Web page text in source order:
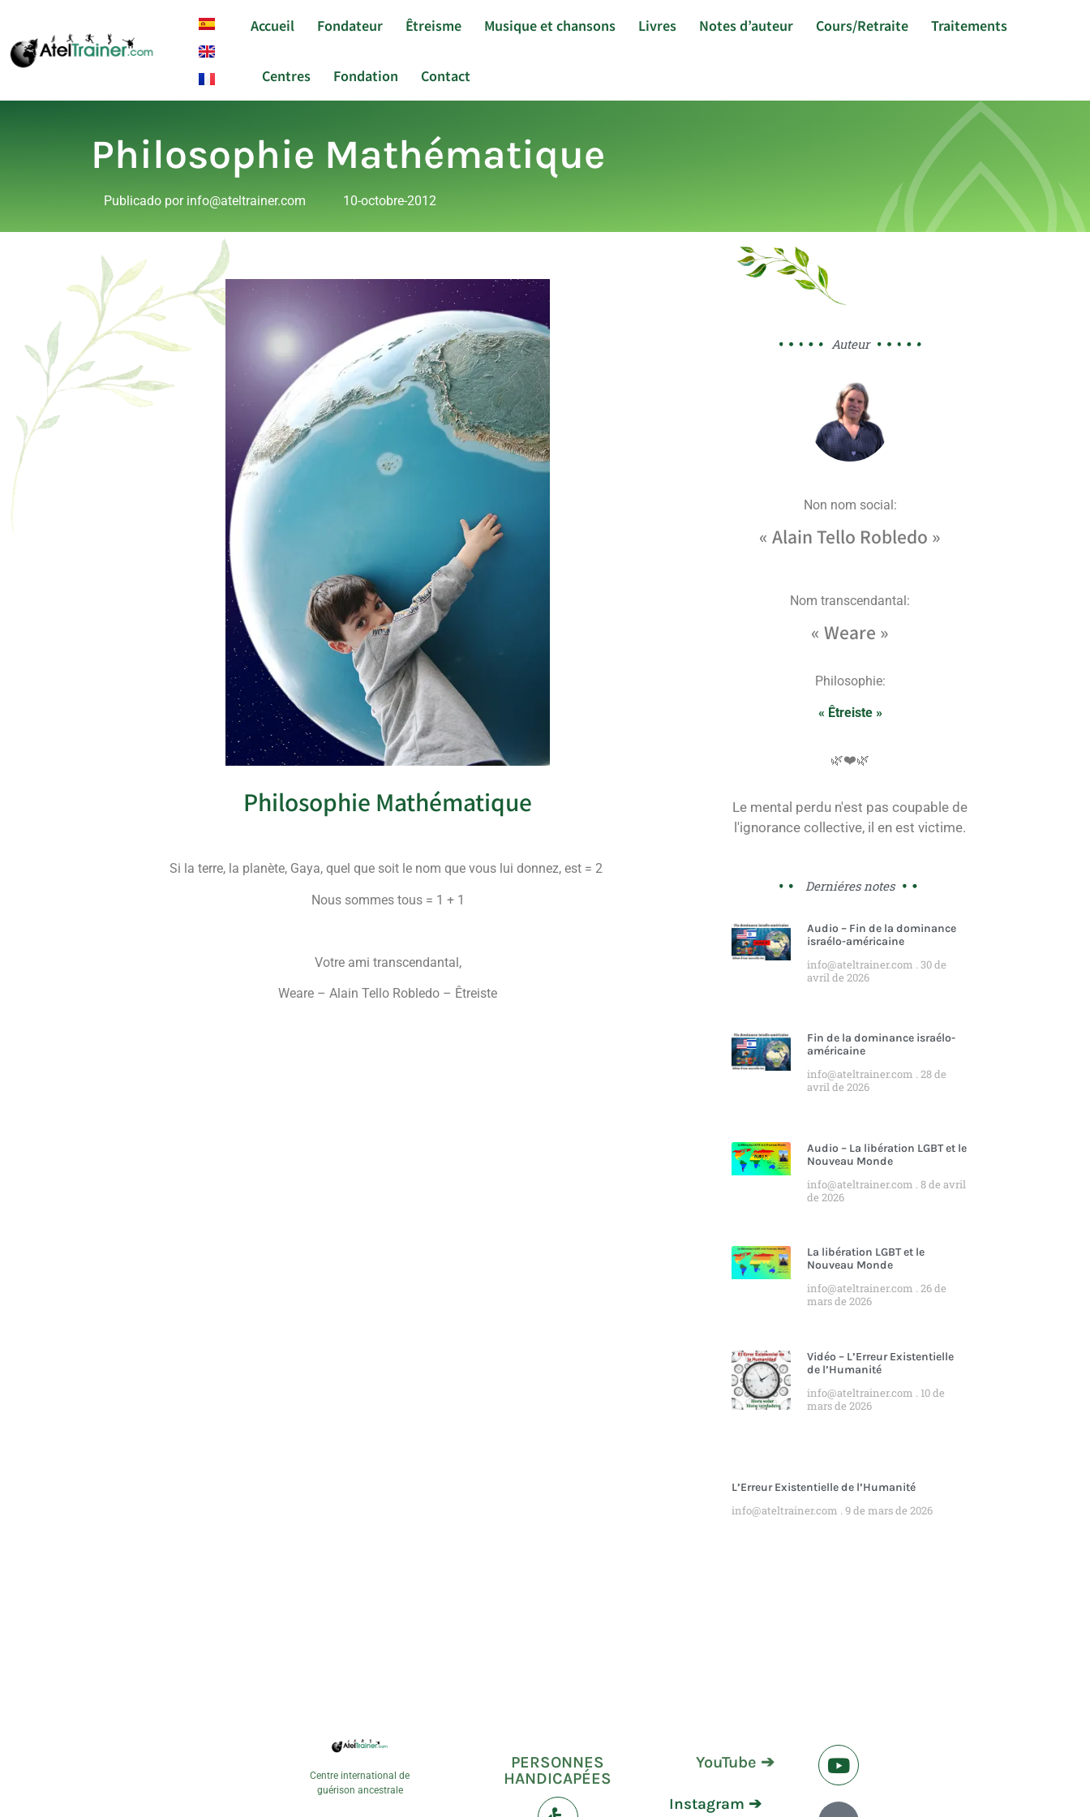
Accueil Fondateur Êtreisme Musique et chansons Livres Notes d’auteur Cours/Retraite Traitements
Centres Fondation Contact
Philosophie Mathématique
Publicado porinfo@ateltrainer.com 10-octobre-2012
Philosophie Mathématique
Si la terre, la planète, Gaya, quel que soit le nom que vous lui donnez, est = 2
Nous sommes tous = 1 + 1
Votre ami transcendantal,
Weare – Alain Tello Robledo – Êtreiste
Auteur
Non nom social:
« Alain Tello Robledo »
Nom transcendantal:
« Weare »
Philosophie:
« Êtreiste »
🌿❤️🌿
Le mental perdu n'est pas coupable de
l'ignorance collective, il en est victime.
Derniéres notes
Audio – Fin de la dominance
israélo-américaine
info@ateltrainer.com 30 de
avril de 2026
Fin de la dominance israélo-
américaine
info@ateltrainer.com 28 de
avril de 2026
Audio – La libération LGBT et le
Nouveau Monde
info@ateltrainer.com
8 de avril
de 2026
La libération LGBT et le
Nouveau Monde
info@ateltrainer.com 26 de
mars de 2026
Vidéo – L’Erreur Existentielle
de l’Humanité
info@ateltrainer.com
10 de
mars de 2026
L’Erreur Existentielle de l’Humanité
info@ateltrainer.com 9 de mars de 2026
Centre international de
guérison ancestrale
PERSONNES
HANDICAPÉES
YouTube ➔
Instagram ➔